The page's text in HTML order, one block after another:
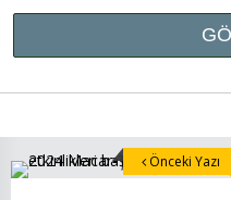
Önceki Yazı